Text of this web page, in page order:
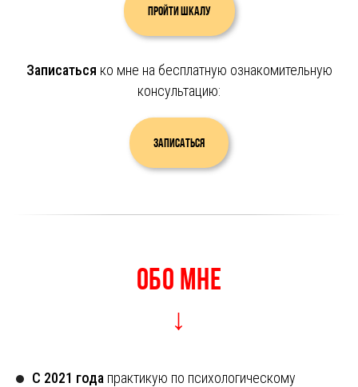
Пройти шкалу
Записаться ко мне на бесплатную ознакомительную
консультацию:
Записаться
ОБО МНЕ
↓
C 2021 года практикую по психологическому